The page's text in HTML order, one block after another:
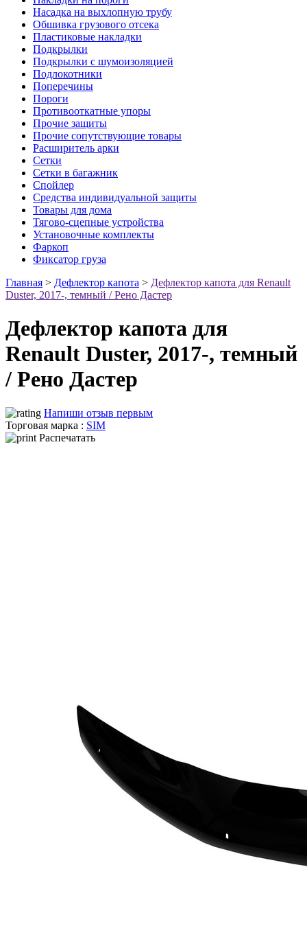
Насадка на выхлопную трубу
Обшивка грузового отсека
Пластиковые накладки
Подкрылки
Подкрылки с шумоизоляцией
Подлокотники
Поперечины
Пороги
Противооткатные упоры
Прочие защиты
Прочие сопутствующие товары
Расширитель арки
Сетки
Сетки в багажник
Спойлер
Средства индивидуальной защиты
Товары для дома
Тягово-сцепные устройства
Установочные комплекты
Фаркоп
Фиксатор груза
Главная > Дефлектор капота > Дефлектор капота для Renault
Duster, 2017-, темный / Рено Дастер
Дефлектор капота для
Renault Duster, 2017-, темный
/ Рено Дастер
Напиши отзыв первым
Торговая марка : SIM
Распечатать